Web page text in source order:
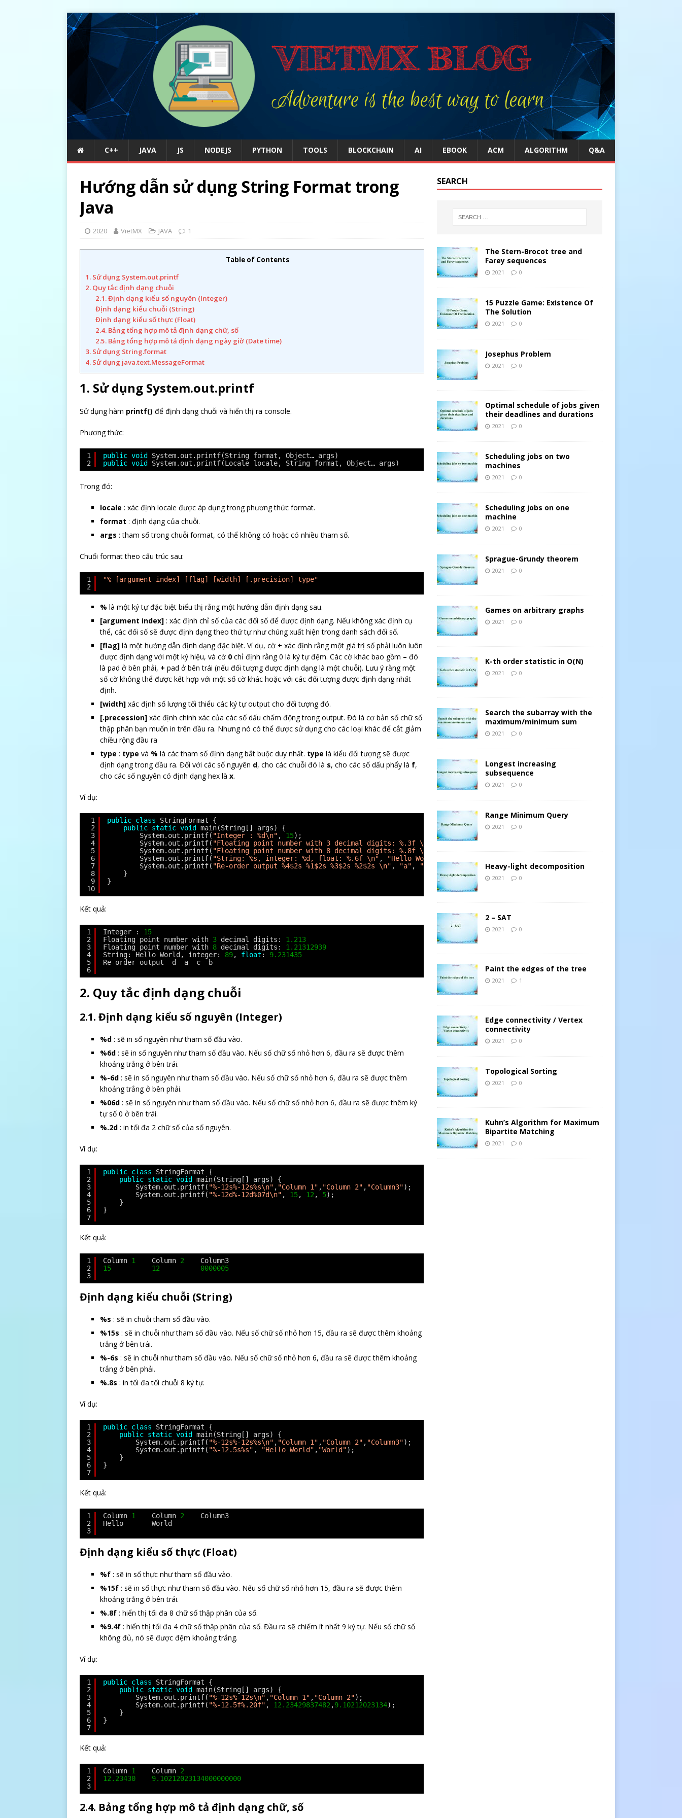
C++ JAVA JS NODEJS PYTHON TOOLS BLOCKCHAIN AI EBOOK ACM ALGORITHM Q&A
Hướng dẫn sử dụng String Format trong
Java
2020 VietMX JAVA 1
Table of Contents
1. Sử dụng System.out.printf
2. Quy tắc định dạng chuỗi
2.1. Định dạng kiểu số nguyên (Integer)
Định dạng kiểu chuỗi (String)
Định dạng kiểu số thực (Float)
2.4. Bảng tổng hợp mô tả định dạng chữ, số
2.5. Bảng tổng hợp mô tả định dạng ngày giờ (Date time)
3. Sử dụng String.format
4. Sử dụng java.text.MessageFormat
1. Sử dụng System.out.printf
Sử dụng hàm printf() để định dạng chuỗi và hiển thị ra console.
Phương thức:
1
2
public void
System.out.printf(String format, Object… args)
public void System.out.printf(Locale locale, String format, Object… args)
Trong đó:
locale : xác định locale được áp dụng trong phương thức format.
format : định dạng của chuỗi.
args : tham số trong chuỗi format, có thể không có hoặc có nhiều tham số.
Chuối format theo cấu trúc sau:
1
2
"% [argument index] [flag] [width] [.precision] type"
% là một ký tự đặc biệt biểu thị rằng một hướng dẫn định dạng sau.
[argument index] : xác định chỉ số của các đối số để được định dạng. Nếu không xác định cụ
thể, các đối số sẽ được định dạng theo thứ tự như chúng xuất hiện trong danh sách đối số.
[flag] là một hướng dẫn định dạng đặc biệt. Ví dụ, cờ + xác định rằng một giá trị số phải luôn luôn
được định dạng với một ký hiệu, và cờ 0 chỉ định rằng 0 là ký tự đệm. Các cờ khác bao gồm – đó
là pad ở bên phải, + pad ở bên trái (nếu đối tượng được định dạng là một chuỗi). Lưu ý rằng một
số cờ không thể được kết hợp với một số cờ khác hoặc với các đối tượng được định dạng nhất
định.
[width] xác định số lượng tối thiểu các ký tự output cho đối tượng đó.
[.precession] xác định chính xác của các số dấu chấm động trong output. Đó là cơ bản số chữ số
thập phân bạn muốn in trên đầu ra. Nhưng nó có thể được sử dụng cho các loại khác để cắt giảm
chiều rộng đầu ra
type : type và % là các tham số định dạng bắt buộc duy nhất. type là kiểu đối tượng sẽ được
định dạng trong đầu ra. Đối với các số nguyên d, cho các chuỗi đó là s, cho các số dấu phẩy là f,
cho các số nguyên có định dạng hex là x.
Ví dụ:
1
2
3
4
5
6
7
8
9
10
public class
StringFormat {
public static void
main(String[] args) {
System.out.printf( "Integer : %d\n" , 15);
System.out.printf( "Floating point number with 3 decimal digits: %.3f \n" , 1.21312939123
System.out.printf( "Floating point number with 8 decimal digits: %.8f \n"
System.out.printf( "String: %s, integer: %d, float: %.6f \n" , "Hello World"
System.out.printf( "Re-order output %4$2s %1$2s %3$2s %2$2s \n" , "a" , "b" "c" ,
);
}
}
Kết quả:
1
2
3
4
5
6
Integer : 15
Floating point number with 3 decimal digits: 1.213
Floating point number with 8 decimal digits: 1.21312939
String: Hello World, integer: 89, float : 9.231435
Re-order output  d  a  c  b
2. Quy tắc định dạng chuỗi
2.1. Định dạng kiểu số nguyên (Integer)
%d : sẽ in số nguyên như tham số đầu vào.
%6d : sẽ in số nguyên như tham số đầu vào. Nếu số chữ số nhỏ hơn 6, đầu ra sẽ được thêm
khoảng trắng ở bên trái.
%-6d : sẽ in số nguyên như tham số đầu vào. Nếu số chữ số nhỏ hơn 6, đầu ra sẽ được thêm
khoảng trắng ở bên phải.
%06d : sẽ in số nguyên như tham số đầu vào. Nếu số chữ số nhỏ hơn 6, đầu ra sẽ được thêm ký
tự số 0 ở bên trái.
%.2d : in tối đa 2 chữ số của số nguyên.
Ví dụ:
1
2
3
4
5
6
7
public class
StringFormat {
public static void
main(String[] args) {
System.out.printf( "%-12s%-12s%s\n" , "Column 1" , "Column 2" , "Column3");
System.out.printf( "%-12d%-12d%07d\n" , 15, 12, 5);
}
}
Kết quả:
1
2
3
Column 1 Column 2
Column3
15
12 0000005
Định dạng kiểu chuỗi (String)
%s : sẽ in chuỗi tham số đầu vào.
%15s : sẽ in chuỗi như tham số đầu vào. Nếu số chữ số nhỏ hơn 15, đầu ra sẽ được thêm khoảng
trắng ở bên trái.
%-6s : sẽ in chuỗi như tham số đầu vào. Nếu số chữ số nhỏ hơn 6, đầu ra sẽ được thêm khoảng
trắng ở bên phải.
%.8s : in tối đa tối chuỗi 8 ký tự.
Ví dụ:
1
2
3
4
5
6
7
public class
StringFormat {
public static void
main(String[] args) {
System.out.printf( "%-12s%-12s%s\n" , "Column 1" , "Column 2" , "Column3");
System.out.printf( "%-12.5s%s" , "Hello World" , "World");
}
}
Kết quả:
1
2
3
Column 1 Column 2
Column3
Hello       World
Định dạng kiểu số thực (Float)
%f : sẽ in số thực như tham số đầu vào.
%15f : sẽ in số thực như tham số đầu vào. Nếu số chữ số nhỏ hơn 15, đầu ra sẽ được thêm
khoảng trắng ở bên trái.
%.8f : hiển thị tối đa 8 chữ số thập phân của số.
%9.4f : hiển thị tối đa 4 chữ số thập phân của số. Đầu ra sẽ chiếm ít nhất 9 ký tự. Nếu số chữ số
không đủ, nó sẽ được đệm khoảng trắng.
Ví dụ:
1
2
3
4
5
6
7
public class
StringFormat {
public static void
main(String[] args) {
System.out.printf( "%-12s%-12s\n" , "Column 1" , "Column 2");
System.out.printf( "%-12.5f%.20f" , 12.23429837482,9.10212023134);
}
}
Kết quả:
1
2
3
Column 1 Column 2
12.23430
9.10212023134000000000
2.4. Bảng tổng hợp mô tả định dạng chữ, số
SEARCH
The Stern-Brocot tree and
Farey sequences
2021 0
15 Puzzle Game: Existence Of
The Solution
2021 0
Josephus Problem
2021 0
Optimal schedule of jobs given
their deadlines and durations
2021 0
Scheduling jobs on two
machines
2021 0
Scheduling jobs on one
machine
2021 0
Sprague-Grundy theorem
2021 0
Games on arbitrary graphs
2021 0
K-th order statistic in O(N)
2021 0
Search the subarray with the
maximum/minimum sum
2021 0
Longest increasing
subsequence
2021 0
Range Minimum Query
2021 0
Heavy-light decomposition
2021 0
2 – SAT
2021 0
Paint the edges of the tree
2021 1
Edge connectivity / Vertex
connectivity
2021 0
Topological Sorting
2021 0
Kuhn’s Algorithm for Maximum
Bipartite Matching
2021 0